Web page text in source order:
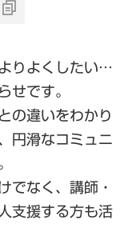
りよくしたい…
せです。
の違いをわかり
円滑なコミュニ
でなく、講師・
支援する方も活